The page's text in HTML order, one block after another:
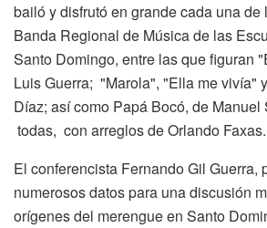
bailó y disfrutó en grande cada una
Banda Regional de Música de las
Santo Domingo, entre las que figuran
Luis Guerra; "Marola", "Ella me vivía"
Díaz; así como Papá Bocó, de Manuel
todas, con arreglos de Orlando Faxas.
El conferencista Fernando Gil Guerra,
numerosos datos para una discusión
orígenes del merengue en Santo